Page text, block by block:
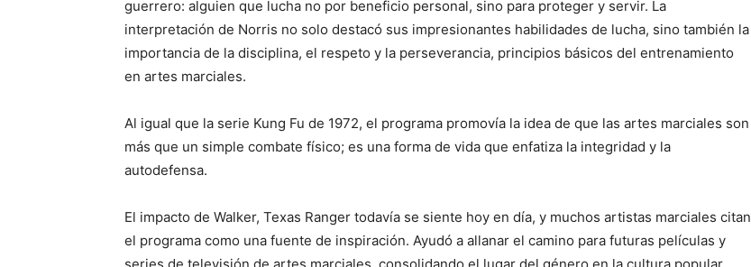
guerrero: alguien que lucha no por beneficio personal, sino para proteger y servir. La
interpretación de Norris no solo destacó sus impresionantes habilidades de lucha, sino también la
importancia de la disciplina, el respeto y la perseverancia, principios básicos del entrenamiento
en artes marciales.
Al igual que la serie Kung Fu de 1972, el programa promovía la idea de que las artes marciales son
más que un simple combate físico; es una forma de vida que enfatiza la integridad y la
autodefensa.
El impacto de Walker, Texas Ranger todavía se siente hoy en día, y muchos artistas marciales citan
el programa como una fuente de inspiración. Ayudó a allanar el camino para futuras películas y